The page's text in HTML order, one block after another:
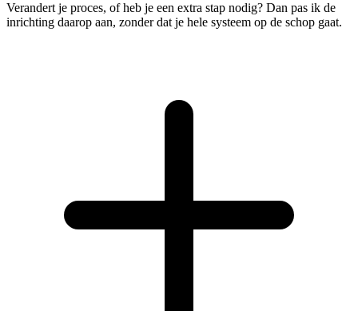
Verandert je proces, of heb je een extra stap nodig? Dan pas ik de
inrichting daarop aan, zonder dat je hele systeem op de schop gaat.